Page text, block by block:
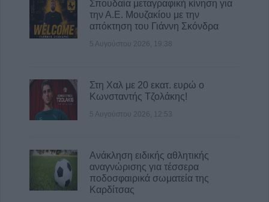
Σπουδαία μεταγραφική κίνηση για
την Α.Ε. Μουζακίου με την
απόκτηση του Γιάννη Σκόνδρα
5 Αυγούστου 2026, 19:38
Στη Χαλ με 20 εκατ. ευρώ ο
Κωνσταντής Τζολάκης!
5 Αυγούστου 2026, 12:53
Ανάκληση ειδικής αθλητικής
αναγνώρισης για τέσσερα
ποδοσφαιρικά σωματεία της
Καρδίτσας